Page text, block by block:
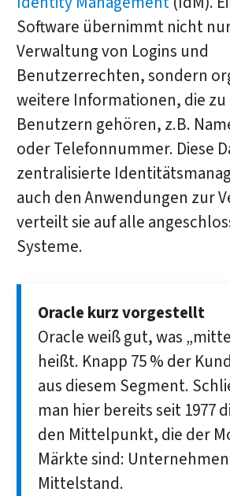
Software übernimmt nicht
Verwaltung von Logins und
Benutzerrechten, sondern
weitere Informationen, die zu
Benutzern gehören, z.B.
oder Telefonnummer. Diese
zentralisierte
auch den Anwendungen zur
verteilt sie auf alle
Systeme.
Oracle kurz vorgestellt
Oracle weiß gut, was
heißt. Knapp 75 % der
aus diesem Segment.
man hier bereits seit 1977
den Mittelpunkt, die der
Märkte sind:
Mittelstand.